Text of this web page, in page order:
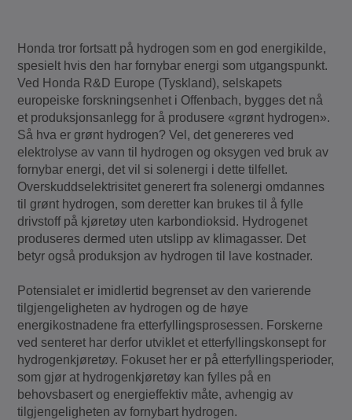
Honda tror fortsatt på hydrogen som en god energikilde,
spesielt hvis den har fornybar energi som utgangspunkt.
Ved Honda R&D Europe (Tyskland), selskapets
europeiske forskningsenhet i Offenbach, bygges det nå
et produksjonsanlegg for å produsere «grønt hydrogen».
Så hva er grønt hydrogen? Vel, det genereres ved
elektrolyse av vann til hydrogen og oksygen ved bruk av
fornybar energi, det vil si solenergi i dette tilfellet.
Overskuddselektrisitet generert fra solenergi omdannes
til grønt hydrogen, som deretter kan brukes til å fylle
drivstoff på kjøretøy uten karbondioksid. Hydrogenet
produseres dermed uten utslipp av klimagasser. Det
betyr også produksjon av hydrogen til lave kostnader.
Potensialet er imidlertid begrenset av den varierende
tilgjengeligheten av hydrogen og de høye
energikostnadene fra etterfyllingsprosessen. Forskerne
ved senteret har derfor utviklet et etterfyllingskonsept for
hydrogenkjøretøy. Fokuset her er på etterfyllingsperioder,
som gjør at hydrogenkjøretøy kan fylles på en
behovsbasert og energieffektiv måte, avhengig av
tilgjengeligheten av fornybart hydrogen.